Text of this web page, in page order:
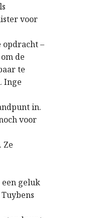
voor
–
de
te
Inge
in.
voor
Ze
geluk